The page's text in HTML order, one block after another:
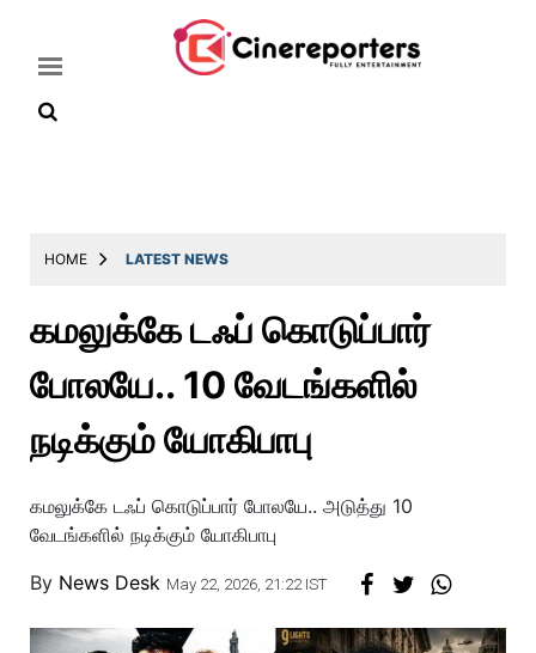
Latest
Throwback
Television
Reviews
Photos
Story
HOME LATEST NEWS
கமலுக்கே டஃப் கொடுப்பார்
போலயே.. 10 வேடங்களில்
நடிக்கும் யோகிபாபு
கமலுக்கே டஃப் கொடுப்பார் போலயே.. அடுத்து 10
வேடங்களில் நடிக்கும் யோகிபாபு
By News Desk May 22, 2026, 21:22 IST